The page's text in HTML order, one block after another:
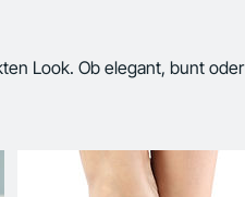
Look. Ob elegant, bunt oder